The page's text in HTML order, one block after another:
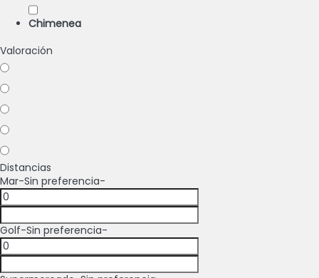
Chimenea
Valoración
Distancias
Mar-Sin preferencia-
Golf-Sin preferencia-